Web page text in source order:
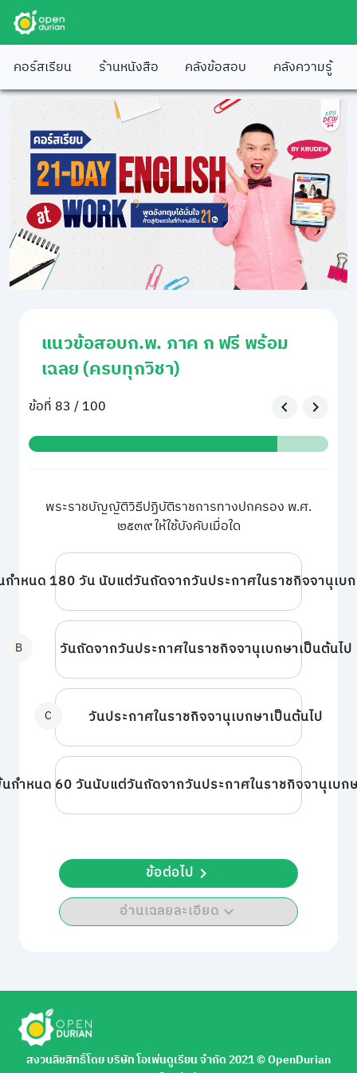
คอร์สเรียน ร้านหนังสือ คลังข้อสอบ คลังความรู้
แนวข้อสอบก.พ. ภาค ก ฟรี พร้อม
เฉลย (ครบทุกวิชา)
ข้อที่ 83 / 100
พระราชบัญญัติวิธีปฏิบัติราชการทางปกครอง พ.ศ.
๒๕๓๙ ให้ใช้บังคับเมื่อใด
ำหนด 180 วัน นับแต่วันถัดจากวันประกาศในราชกิจจานุเบ
B วันถัดจากวันประกาศในราชกิจจานุเบกษาเป็นต้นไป
C วันประกาศในราชกิจจานุเบกษาเป็นต้นไป
กำหนด 60 วันนับแต่วันถัดจากวันประกาศในราชกิจจานุเบก
อ่านเฉลยละเอียด
ข้อต่อไป
สงวนลิขสิทธิ์โดย บริษัท โอเพ่นดูเรียน จำกัด 2021 ©︎ OpenDurian